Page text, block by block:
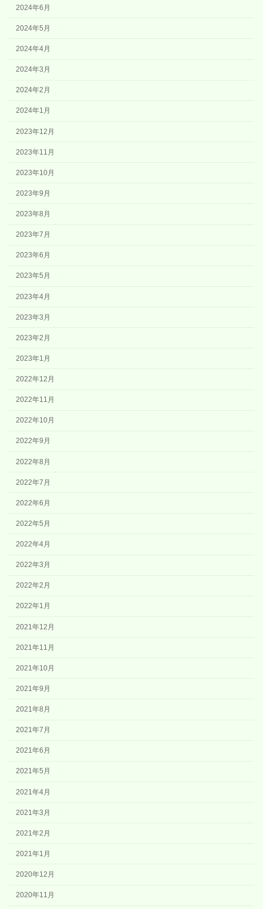
2024年6月
2024年5月
2024年4月
2024年3月
2024年2月
2024年1月
2023年12月
2023年11月
2023年10月
2023年9月
2023年8月
2023年7月
2023年6月
2023年5月
2023年4月
2023年3月
2023年2月
2023年1月
2022年12月
2022年11月
2022年10月
2022年9月
2022年8月
2022年7月
2022年6月
2022年5月
2022年4月
2022年3月
2022年2月
2022年1月
2021年12月
2021年11月
2021年10月
2021年9月
2021年8月
2021年7月
2021年6月
2021年5月
2021年4月
2021年3月
2021年2月
2021年1月
2020年12月
2020年11月